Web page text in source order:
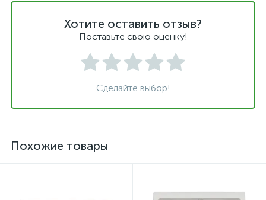
Хотите оставить отзыв?
Поставьте свою оценку!
Сделайте выбор!
Похожие товары